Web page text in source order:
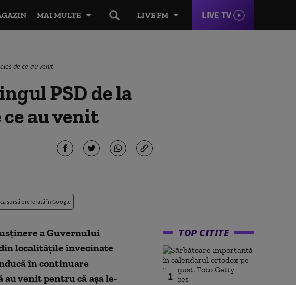
LIVE FM LIVE TV
MAI MULTE
de ce au venit
PSD de la
au venit
ca sursă preferată în Google
a Guvernului
localităţile învecinate
în continuare
venit pentru că aşa le-
TOP CITITE
1